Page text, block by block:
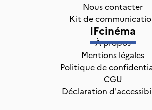
Nous contacter
Kit de
IFcinéma
À propos
Mentions légales
Politique de
CGU
Déclaration